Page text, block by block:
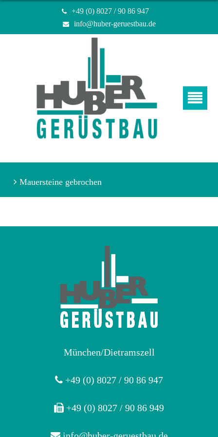
+49 (0) 8027 / 90 86 947
info@huber-geruestbau.de
Mauersteine gebrochen
München/Dietramszell
+49 (0) 8027 / 90 86 947
+49 (0) 8027 / 90 86 949